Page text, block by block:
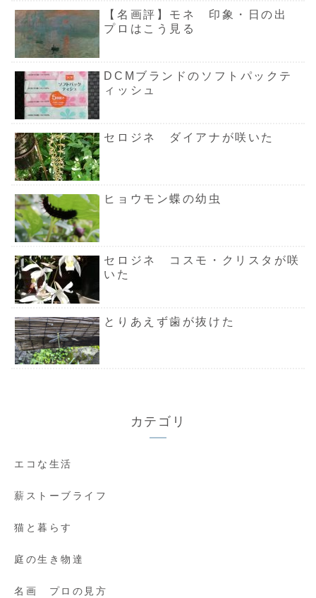
【名画評】モネ 印象・日の出
プロはこう見る
DCMブランドのソフトパックテ
ィッシュ
セロジネ ダイアナが咲いた
ヒョウモン蝶の幼虫
セロジネ コスモ・クリスタが咲
いた
とりあえず歯が抜けた
カテゴリ
エコな生活
薪ストーブライフ
猫と暮らす
庭の生き物達
名画 プロの見方